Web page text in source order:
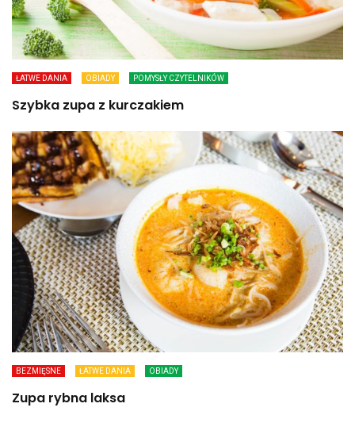
ŁATWE DANIA OBIADY POMYSŁY CZYTELNIKÓW
Szybka zupa z kurczakiem
BEZMIĘSNE ŁATWE DANIA OBIADY
Zupa rybna laksa